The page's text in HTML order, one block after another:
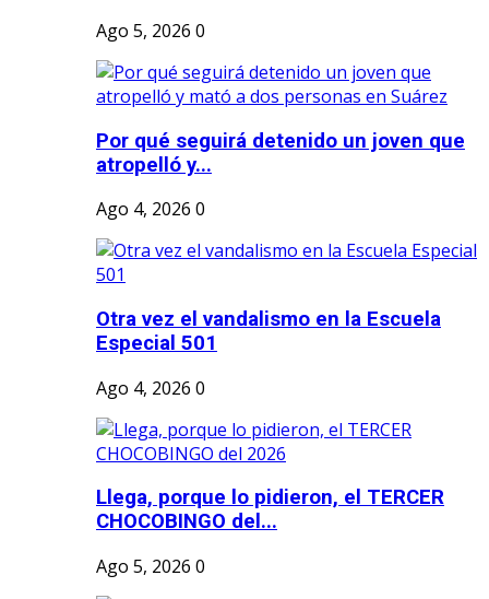
Ago 5, 2026 0
Por qué seguirá detenido un joven que
atropelló y...
Ago 4, 2026 0
Otra vez el vandalismo en la Escuela
Especial 501
Ago 4, 2026 0
Llega, porque lo pidieron, el TERCER
CHOCOBINGO del...
Ago 5, 2026 0